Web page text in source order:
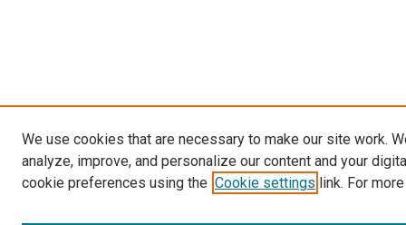
We use cookies that are necessary to make our site work.
analyze, improve, and personalize our content and your
cookie preferences using the Cookie settings link. For